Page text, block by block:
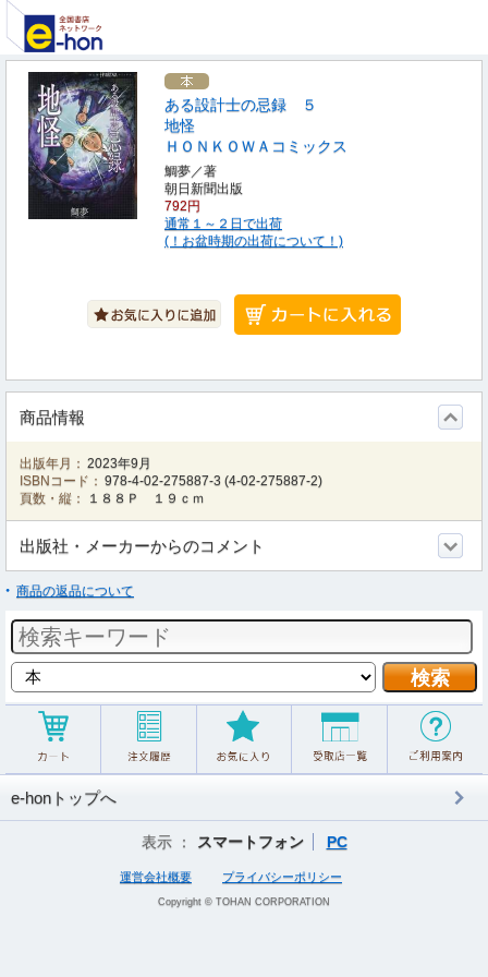
ある設計士の忌録 ５
地怪
ＨＯＮＫＯＷＡコミックス
鯛夢／著
朝日新聞出版
792円
通常１～２日で出荷
(！お盆時期の出荷について！)
商品情報
出版年月： 2023年9月
ISBNコード： 978-4-02-275887-3 (4-02-275887-2)
頁数・縦：
１８８Ｐ １９ｃｍ
出版社・メーカーからのコメント
商品の返品について
e-honトップへ
表示 ： スマートフォン PC
運営会社概要 プライバシーポリシー
Copyright © TOHAN CORPORATION